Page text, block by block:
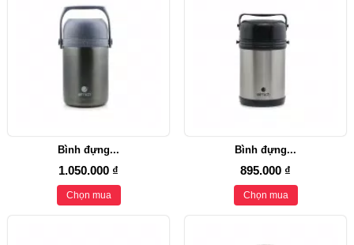
Bình đựng...
1.050.000 ₫
Chọn mua
Bình đựng...
895.000 ₫
Chọn mua